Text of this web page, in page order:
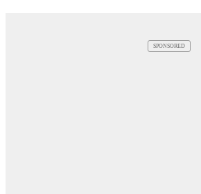
SPONSORED